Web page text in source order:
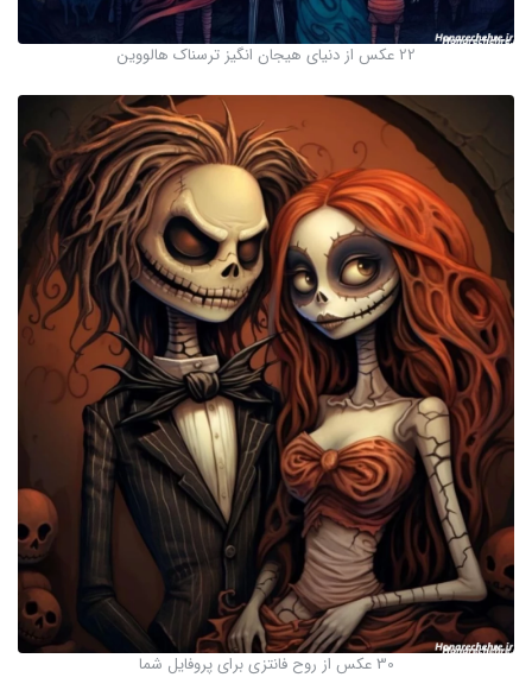
22 عکس از دنیای هیجان انگیز ترسناک هالووین
30 عکس از روح فانتزی برای پروفایل شما